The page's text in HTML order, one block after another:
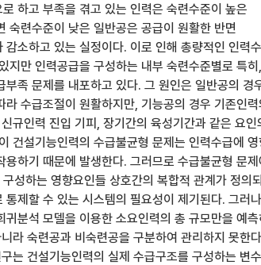
하고 부족을 겪고 있는 인력은 숙련수준이 높은
숙련수준이 낮은 일반공은 공급이 원활한 반면
소하고 있는 실정이다. 이로 인해 총량적인 인력
지만 인력공급을 구성하는 내부 숙련수준별로 특히,
족 문제를 내포하고 있다. 그 원인은 일반공의 경
수급조절이 원활하지만, 기능공의 경우 기존인력
규인력 진입 기피, 장기간의 육성기간과 같은 요인
건설기능인력의 수급불균형 문제는 인력수급에 영
하기 때문에 발생한다. 그러므로 수급불균형 문제
성하는 영향요인들 상호간의 복합적 관계가 정의
제할 수 있는 시스템의 필요성이 제기된다. 그러나
분석 모델을 이용한 소요인력의 총 규모만을 예측
라 숙련공과 비숙련공을 구분하여 관리하지 못한
는 건설기능인력의 실제 수급구조를 구성하는 변